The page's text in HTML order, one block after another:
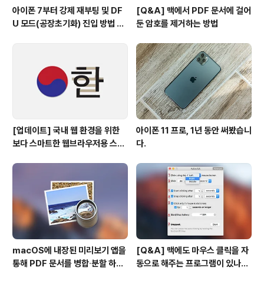
아이폰 7부터 강제 재부팅 및 DF
U 모드(공장초기화) 진입 방법 변
[Q&A] 맥에서 PDF 문서에 걸어
둔 암호를 제거하는 방법
[업데이트] 국내 웹 환경을 위한
보다 스마트한 웹브라우저용 스타
아이폰 11 프로, 1년 동안 써봤습니
다.
macOS에 내장된 미리보기 앱을
통해 PDF 문서를 병합∙분할 하는
[Q&A] 맥에도 마우스 클릭을 자
동으로 해주는 프로그램이 있나